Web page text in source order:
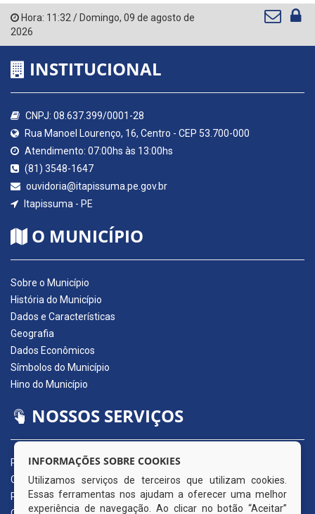
Hora: 11:32/ Domingo, 09 de agosto de
2026
INSTITUCIONAL
CNPJ: 08.637.399/0001-28
Rua Manoel Lourenço, 16, Centro - CEP 53.700-000
Atendimento: 07:00hs às 13:00hs
(81) 3548-1647
ouvidoria@itapissuma.pe.gov.br
Itapissuma - PE
O MUNICÍPIO
Sobre o Município
História do Município
Dados e Características
Geografia
Dados Econômicos
Símbolos do Município
Hino do Município
NOSSOS SERVIÇOS
Portal da Transparência
Carta de Serviços ao Usuário
Pedido de Acesso à Informação (e-SIC)
INFORMAÇÕES SOBRE COOKIES
Utilizamos serviços de terceiros que utilizam cookies.
Essas ferramentas nos ajudam a oferecer uma melhor
experiência de navegação. Ao clicar no botão “Aceitar”